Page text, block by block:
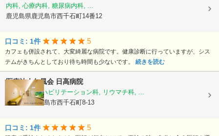
内科, 心療内科, 糖尿病内科, ...
鹿児島県鹿児島市西千石町14番12
口コミ: 1件 5
カフェも併設されて、大変綺麗な病院です。健康診断に行っていますが、シス
テムがきちんとしており待ち時間も少ないです。 続きを読む
医療法人仁風会 日高病院
整形外科, リハビリテーション科, リウマチ科, ...
鹿児島県鹿児島市西千石町8-13
口コミ: 1件 5